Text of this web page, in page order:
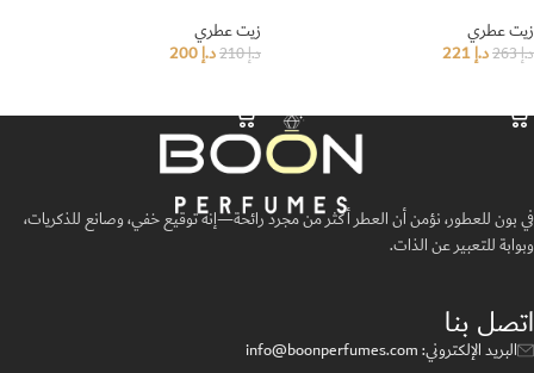
زيت عطري
د.إ263 د.إ
زيت عطري
د.إ210 د.إ
في بون للعطور، نؤمن أن العطر أكثر من مجرد رائحة—إنه توقيع خفي، وصانع للذكريات،
وبوابة للتعبير عن الذات.
اتصل بنا
البريد الإلكتروني: info@boonperfumes.com